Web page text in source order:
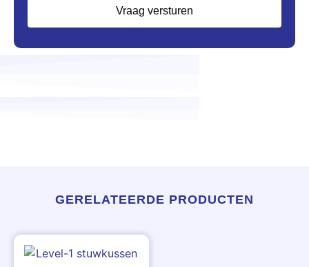
Vraag versturen
GERELATEERDE PRODUCTEN